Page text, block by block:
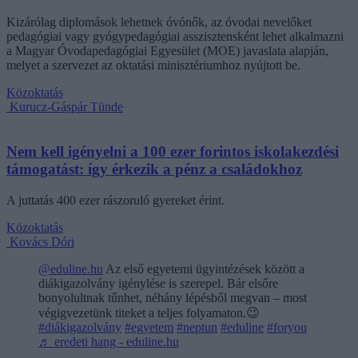
Kizárólag diplomások lehetnek óvónők, az óvodai nevelőket
pedagógiai vagy gyógypedagógiai asszisztensként lehet alkalmazni
a Magyar Óvodapedagógiai Egyesület (MOE) javaslata alapján,
melyet a szervezet az oktatási minisztériumhoz nyújtott be.
Közoktatás
Kurucz-Gáspár Tünde
Nem kell igényelni a 100 ezer forintos iskolakezdési
támogatást: így érkezik a pénz a családokhoz
A juttatás 400 ezer rászoruló gyereket érint.
Közoktatás
Kovács Dóri
@eduline.hu Az első egyetemi ügyintézések között a
diákigazolvány igénylése is szerepel. Bár elsőre
bonyolultnak tűnhet, néhány lépésből megvan – most
végigvezetünk titeket a teljes folyamaton.😉
#diákigazolvány #egyetem #neptun #eduline #foryou
♬ eredeti hang - eduline.hu